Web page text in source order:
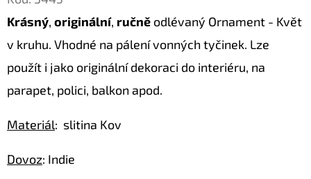
Krásný, originální, ručně odlévaný Ornament - Květ
v kruhu. Vhodné na pálení vonných tyčinek. Lze
použít i jako originální dekoraci do interiéru, na
parapet, polici, balkon apod.
Materiál: slitina Kov
Dovoz: Indie
U
U
J
E
E